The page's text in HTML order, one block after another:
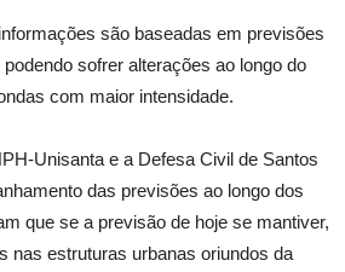
são baseadas em previsões
sofrer alterações ao longo do
com maior intensidade.
Unisanta e a Defesa Civil de Santos
das previsões ao longo dos
que se a previsão de hoje se mantiver,
nas estruturas urbanas oriundos da